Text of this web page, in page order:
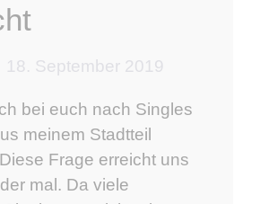
18. September 2019
bei euch nach Singles
meinem Stadtteil
Frage erreicht uns
mal. Da viele